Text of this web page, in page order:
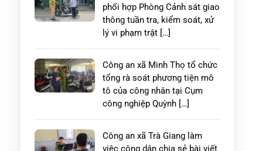
phối hợp Phòng Cảnh sát giao
thông tuần tra, kiểm soát, xử
lý vi phạm trật […]
Công an xã Minh Thọ tổ chức
tổng rà soát phương tiện mô
tô của công nhân tại Cụm
công nghiệp Quỳnh […]
Công an xã Trà Giang làm
việc công dân chia sẻ bài viết